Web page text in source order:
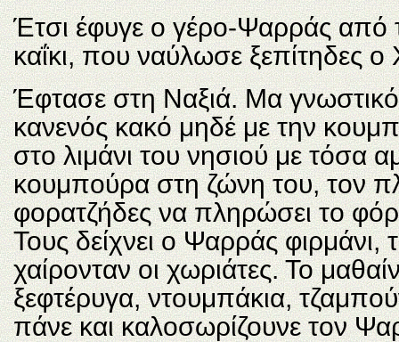
Έτσι έφυγε ο γέρο-Ψαρράς από
καΐκι, που ναύλωσε ξεπίτηδες ο
Έφτασε στη Ναξιά. Μα
κανενός κακό μηδέ με την
στο λιμάνι του νησιού με τόσα
κουμπούρα στη ζώνη του, τον
φορατζήδες να πληρώσει το
Τους δείχνει ο Ψαρράς
χαίρονταν οι χωριάτες. Το
ξεφτέρυγα, ντουμπάκια,
πάνε και καλοσωρίζουνε τον